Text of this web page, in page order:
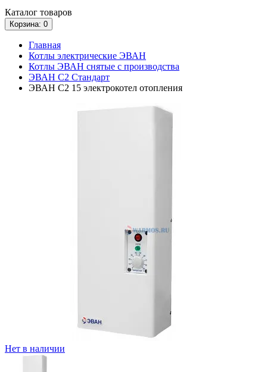
Каталог товаров
Корзина: 0
Главная
Котлы электрические ЭВАН
Котлы ЭВАН снятые с производства
ЭВАН С2 Стандарт
ЭВАН С2 15 электрокотел отопления
Нет в наличии